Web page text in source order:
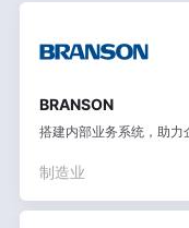
BRANSON
搭建内部业务系统，助
制造业